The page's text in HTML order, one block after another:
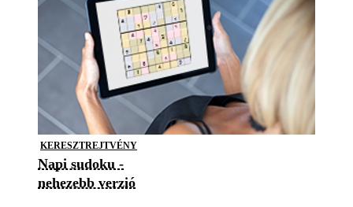
KERESZTREJTVÉNY
Napi sudoku -
nehezebb verzió